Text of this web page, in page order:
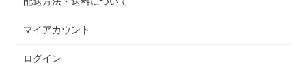
マイアカウント
ログイン